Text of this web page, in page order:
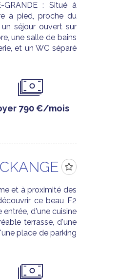
GRANDE : Situé à
à pied, proche du
séjour ouvert sur
une salle de bains
et un WC séparé
790 €/mois
et à proximité des
ce beau F2
entrée, d'une cuisine
terrasse, d'une
place de parking